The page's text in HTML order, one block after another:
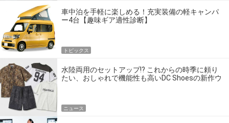
車中泊を手軽に楽しめる！充実装備の軽キャンパ
ー4台【趣味ギア適性診断】
トピックス
水陸両用のセットアップ!? これからの時季に頼り
たい、おしゃれで機能性も高いDC Shoesの新作ウ
ニュース